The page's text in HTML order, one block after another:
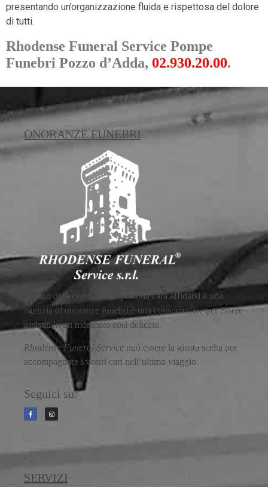
presentando un’organizzazione fluida e rispettosa del dolore
di tutti.
Rhodense Funeral Service Pompe
Funebri Pozzo d’Adda, 02.930.20.00.
ONORANZE FUNEBRI
In caso di decesso di una persona cara affidarsi a una
agenzia di onoranze funebri è una consuetudine per essere
assistiti in un momento così delicato.
Rhodense Funeral Service può essere la giusta scelta per
accompagnare i vostri cari nell’ultimo viaggio.
Seguici su:
SERVIZI